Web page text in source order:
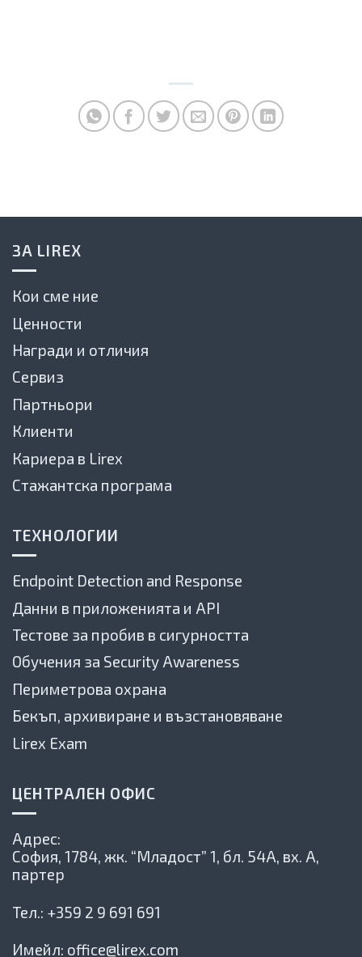
ЗА LIREX
Кои сме ние
Ценности
Награди и отличия
Сервиз
Партньори
Клиенти
Кариера в Lirex
Стажантска програма
ТЕХНОЛОГИИ
Endpoint Detection and Response
Данни в приложенията и API
Тестове за пробив в сигурността
Обучения за Security Awareness
Периметрова охрана
Бекъп, архивиране и възстановяване
Lirex Exam
ЦЕНТРАЛЕН ОФИС
Адрес:
София, 1784, жк. “Младост” 1, бл. 54А, вх. А,
партер
Тел.: +359 2 9 691 691
Имейл: office@lirex.com